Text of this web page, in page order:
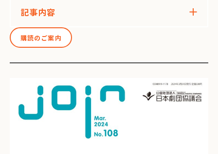
記事内容
購読のご案内